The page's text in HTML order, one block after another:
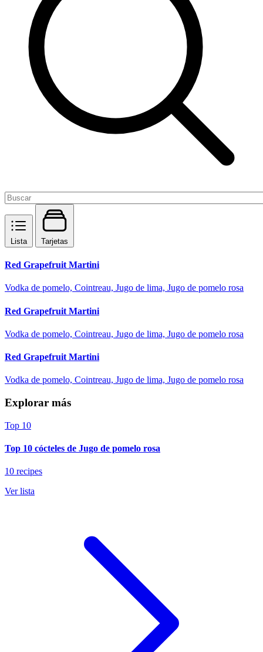
Lista Tarjetas
Red Grapefruit Martini
Vodka de pomelo, Cointreau, Jugo de lima, Jugo de pomelo rosa
Red Grapefruit Martini
Vodka de pomelo, Cointreau, Jugo de lima, Jugo de pomelo rosa
Red Grapefruit Martini
Vodka de pomelo, Cointreau, Jugo de lima, Jugo de pomelo rosa
Explorar más
Top 10
Top 10 cócteles de Jugo de pomelo rosa
10 recipes
Ver lista